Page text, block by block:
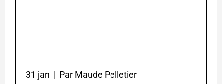
31 jan | Par Maude Pelletier